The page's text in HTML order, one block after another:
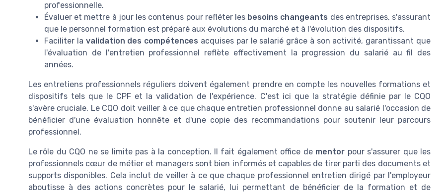
professionnelle.
Évaluer et mettre à jour les contenus pour refléter les besoins changeants des entreprises, s'assurant
que le personnel formation est préparé aux évolutions du marché et à l'évolution des dispositifs.
Faciliter la validation des compétences acquises par le salarié grâce à son activité, garantissant que
l'évaluation de l'entretien professionnel reflète effectivement la progression du salarié au fil des
années.
Les entretiens professionnels réguliers doivent également prendre en compte les nouvelles formations et
dispositifs tels que le CPF et la validation de l'expérience. C'est ici que la stratégie définie par le CQO
s'avère cruciale. Le CQO doit veiller à ce que chaque entretien professionnel donne au salarié l'occasion de
bénéficier d'une évaluation honnête et d'une copie des recommandations pour soutenir leur parcours
professionnel.
Le rôle du CQO ne se limite pas à la conception. Il fait également office de mentor pour s'assurer que les
professionnels cœur de métier et managers sont bien informés et capables de tirer parti des documents et
supports disponibles. Cela inclut de veiller à ce que chaque professionnel entretien dirigé par l'employeur
aboutisse à des actions concrètes pour le salarié, lui permettant de bénéficier de la formation et de